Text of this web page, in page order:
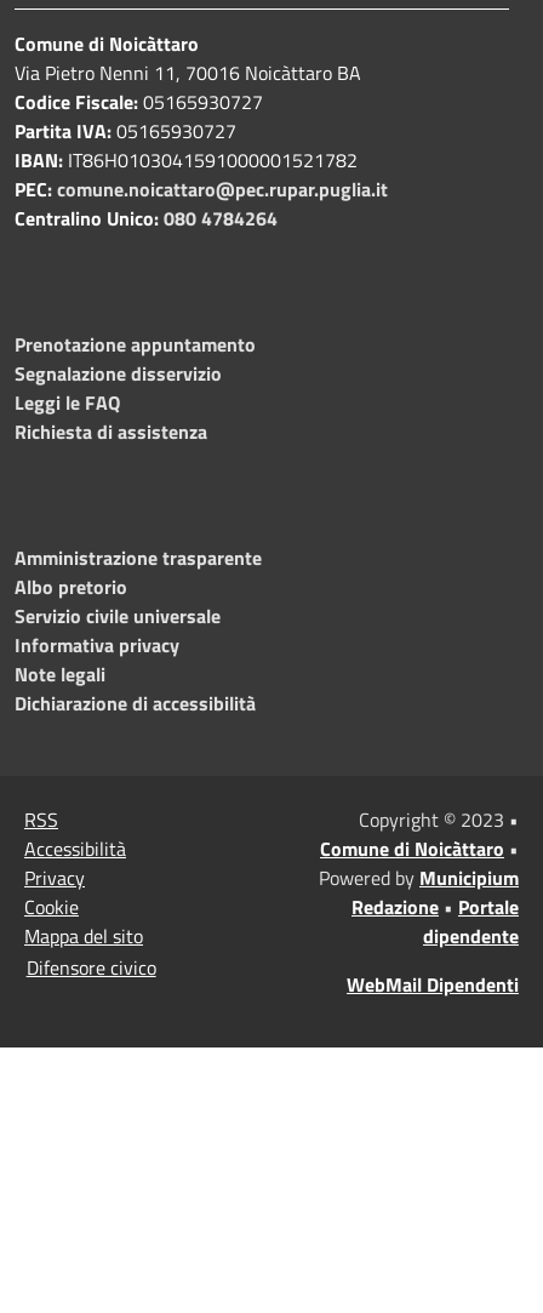
Comune di Noicàttaro
Via Pietro Nenni 11, 70016 Noicàttaro BA
Codice Fiscale:05165930727
Partita IVA:05165930727
IBAN: IT86H0103041591000001521782
PEC:comune.noicattaro@pec.rupar.puglia.it
Centralino Unico:080 4784264
Prenotazione appuntamento
Segnalazione disservizio
Leggi le FAQ
Richiesta di assistenza
Amministrazione trasparente
Albo pretorio
Servizio civile universale
Informativa privacy
Note legali
Dichiarazione di accessibilità
RSS
Accessibilità
Privacy
Cookie
Mappa del sito
Difensore civico
Copyright © 2023 •
Comune di Noicàttaro •
Powered by Municipium
Redazione • Portale
dipendente
WebMail Dipendenti